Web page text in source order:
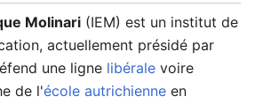
Molinari (IEM) est un institut de
actuellement présidé par
une ligne libérale voire
de l'école autrichienne en